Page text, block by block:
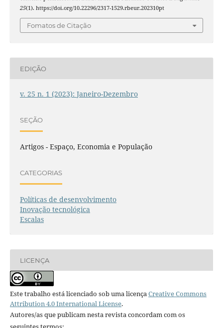
25(1). https://doi.org/10.22296/2317-1529.rbeur.202310pt
Fomatos de Citação
EDIÇÃO
v. 25 n. 1 (2023): Janeiro-Dezembro
SEÇÃO
Artigos - Espaço, Economia e População
CATEGORIAS
Políticas de desenvolvimento
Inovação tecnológica
Escalas
LICENÇA
Este trabalho está licenciado sob uma licençaCreative Commons
Attribution 4.0 International License.
Autores/as que publicam nesta revista concordam com os